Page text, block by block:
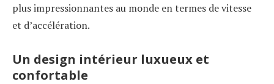
plus impressionnantes au monde en termes de vitesse
et d’accélération.
Un design intérieur luxueux et
confortable